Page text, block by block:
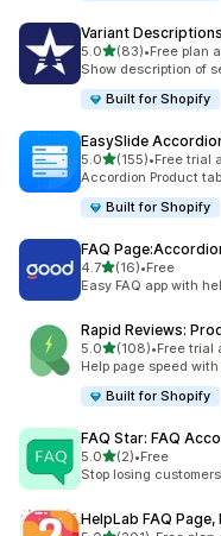
Variant
5.0별 5개 중
(83)
총 리뷰 83개
•Free plan
Show description of
Built for Shopify
EasySlide
5.0별 5개 중
(155)
총 리뷰 155개
•Free trial
Accordion Product
Built for Shopify
FAQ
4.7별 5개 중
(16)
총 리뷰 16개
•Free
Easy FAQ app with
Rapid Reviews:
5.0별 5개 중
(108)
총 리뷰 108개
•Free trial
Help page speed
Built for Shopify
FAQ Star: FAQ
5.0별 5개 중
(2)
총 리뷰 2개
•Free
Stop losing
HelpLab FAQ